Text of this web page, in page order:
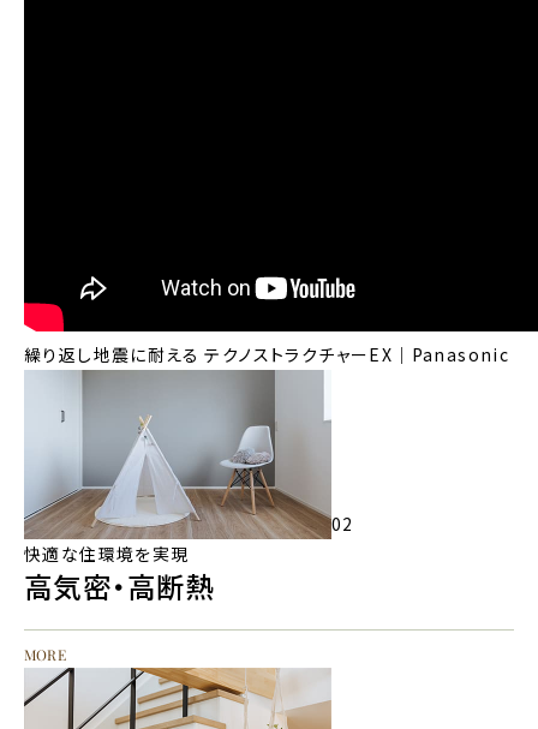
繰り返し地震に耐える テクノストラクチャーEX｜Panasonic
02
快適な住環境を実現
高気密・高断熱
MORE